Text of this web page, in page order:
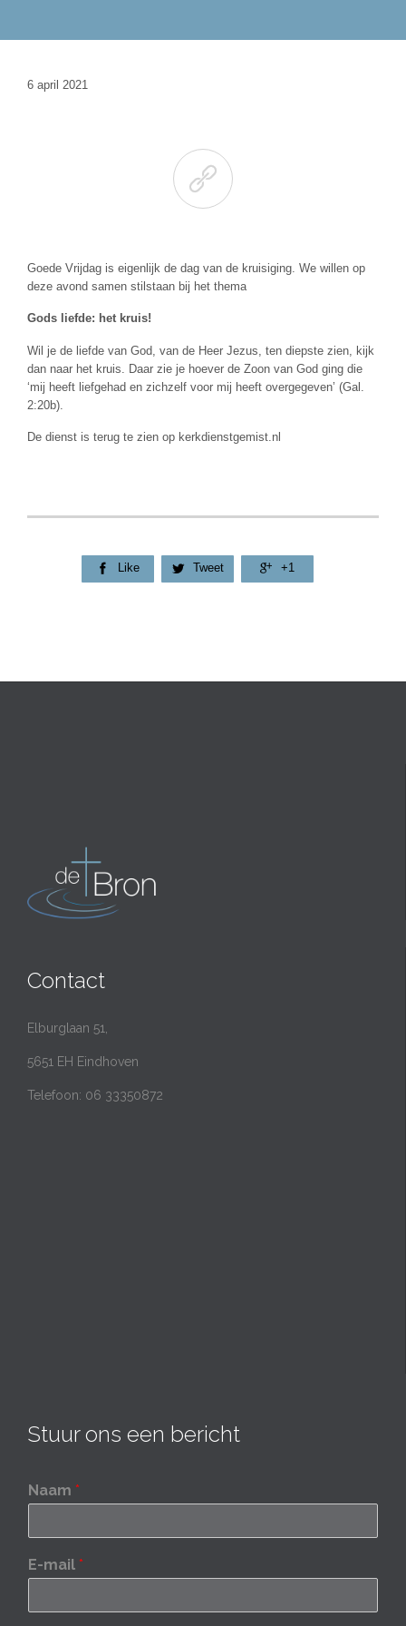
6 april 2021

Goede Vrijdag is eigenlijk de dag van de kruisiging. We willen op
deze avond samen stilstaan bij het thema
Gods liefde: het kruis!
Wil je de liefde van God, van de Heer Jezus, ten diepste zien, kijk
dan naar het kruis. Daar zie je hoever de Zoon van God ging die
‘mij heeft liefgehad en zichzelf voor mij heeft overgegeven’ (Gal.
2:20b).
De dienst is terug te zien op kerkdienstgemist.nl
 Like  Tweet  +1
Contact
Elburglaan 51,
5651 EH Eindhoven
Telefoon: 06 33350872
Stuur ons een bericht
Naam *
E-mail *